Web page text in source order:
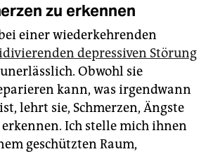
zu erkennen
einer wiederkehrenden
depressiven Störung
Obwohl sie
kann, was irgendwann
lehrt sie, Schmerzen, Ängste
Ich stelle mich ihnen
geschützten Raum,